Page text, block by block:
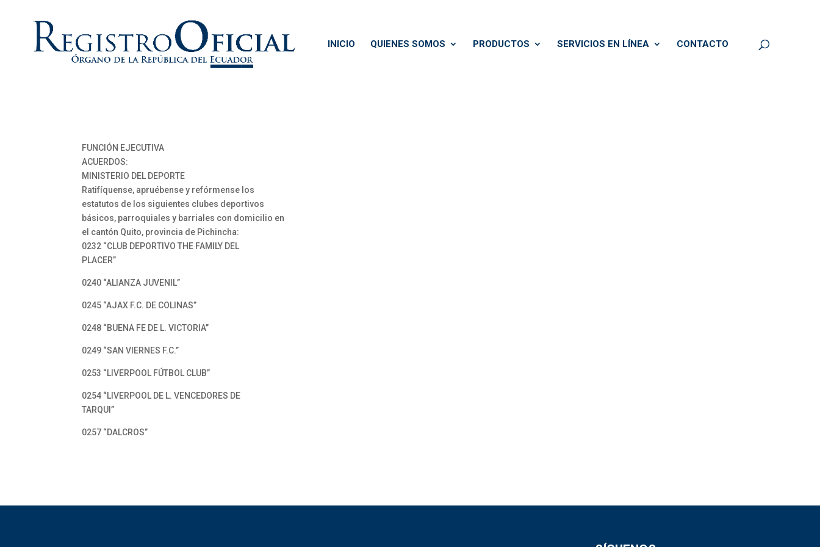
INICIO QUIENES SOMOS PRODUCTOS SERVICIOS EN LÍNEA CONTACTO
FUNCIÓN EJECUTIVA
ACUERDOS:
MINISTERIO DEL DEPORTE
Ratifíquense, apruébense y refórmense los
estatutos de los siguientes clubes deportivos
básicos, parroquiales y barriales con domicilio en
el cantón Quito, provincia de Pichincha:
0232 “CLUB DEPORTIVO THE FAMILY DEL
PLACER”
0240 “ALIANZA JUVENIL”
0245 “AJAX F.C. DE COLINAS”
0248 “BUENA FE DE L. VICTORIA”
0249 “SAN VIERNES F.C.”
0253 “LIVERPOOL FÚTBOL CLUB”
0254 “LIVERPOOL DE L. VENCEDORES DE
TARQUI”
0257 “DALCROS”